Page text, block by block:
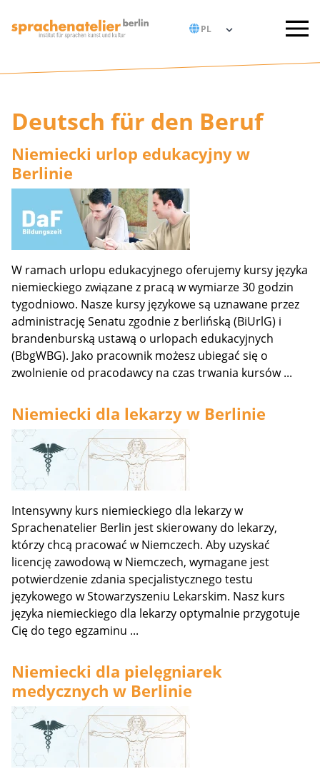
Deutsch für den Beruf
Niemiecki urlop edukacyjny w
Berlinie
W ramach urlopu edukacyjnego oferujemy kursy języka
niemieckiego związane z pracą w wymiarze 30 godzin
tygodniowo. Nasze kursy językowe są uznawane przez
administrację Senatu zgodnie z berlińską (BiUrlG) i
brandenburską ustawą o urlopach edukacyjnych
(BbgWBG). Jako pracownik możesz ubiegać się o
zwolnienie od pracodawcy na czas trwania kursów ...
Niemiecki dla lekarzy w Berlinie
Intensywny kurs niemieckiego dla lekarzy w
Sprachenatelier Berlin jest skierowany do lekarzy,
którzy chcą pracować w Niemczech. Aby uzyskać
licencję zawodową w Niemczech, wymagane jest
potwierdzenie zdania specjalistycznego testu
językowego w Stowarzyszeniu Lekarskim. Nasz kurs
języka niemieckiego dla lekarzy optymalnie przygotuje
Cię do tego egzaminu ...
Niemiecki dla pielęgniarek
medycznych w Berlinie